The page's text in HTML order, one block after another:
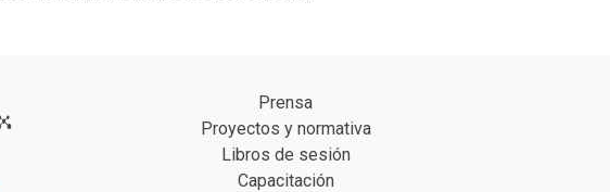
Prensa
Proyectos y normativa
Libros de sesión
Capacitación